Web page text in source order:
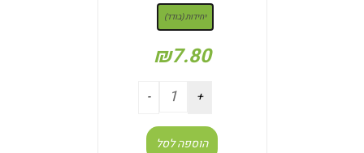
יחידות (בודד)
₪7.80
הוספה לסל